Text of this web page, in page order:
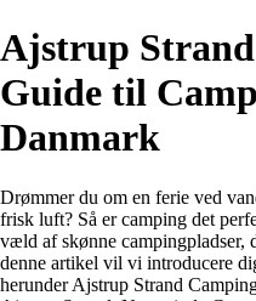
Ajstrup
Guide til
Danmark
Drømmer du om en ferie ved
frisk luft? Så er camping det
væld af skønne campingpladser,
denne artikel vil vi introducere
herunder Ajstrup Strand